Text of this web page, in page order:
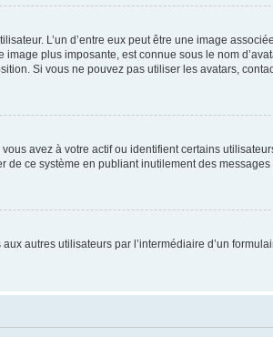
L’un d’entre eux peut être une image
plus imposante, est connue sous le nom
Si vous ne pouvez pas utiliser les avatars,
avez à votre actif ou identifient certains
ce système en publiant inutilement des
autres utilisateurs par l’intermédiaire d’un